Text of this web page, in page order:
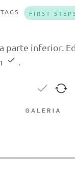
TAGS FIRST
parte inferior.